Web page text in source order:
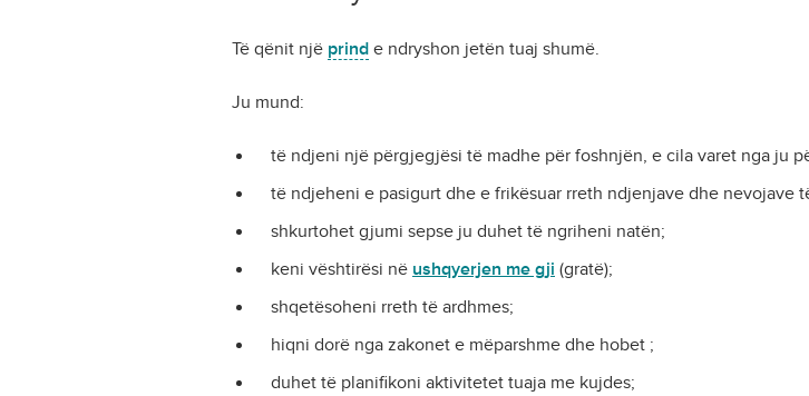
Të qënit një prind e ndryshon jetën tuaj shumë.
Ju mund:
të ndjeni një përgjegjësi të madhe për foshnjën, e cila varet nga ju
të ndjeheni e pasigurt dhe e frikësuar rreth ndjenjave dhe nevojave
shkurtohet gjumi sepse ju duhet të ngriheni natën;
keni vështirësi në ushqyerjen me gji (gratë);
shqetësoheni rreth të ardhmes;
hiqni dorë nga zakonet e mëparshme dhe hobet ;
duhet të planifikoni aktivitetet tuaja me kujdes;